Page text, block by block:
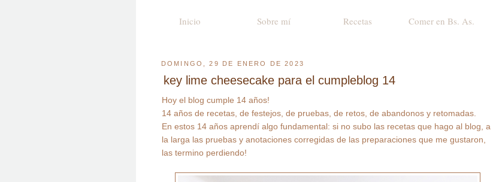
Inicio Sobre mí Recetas Comer en Bs. As.
DOMINGO, 29 DE ENERO DE 2023
key lime cheesecake para el cumpleblog 14
Hoy el blog cumple 14 años!
14 años de recetas, de festejos, de pruebas, de retos, de abandonos y retomadas.
En estos 14 años aprendí algo fundamental: si no subo las recetas que hago al blog, a
la larga las pruebas y anotaciones corregidas de las preparaciones que me gustaron,
las termino perdiendo!